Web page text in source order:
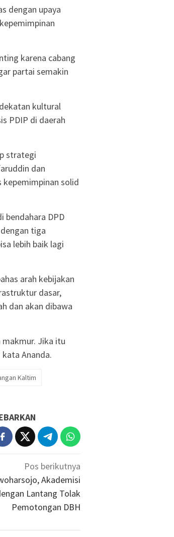
dengan upaya
karena cabang
partai semakin
kultural
PDIP di daerah
strategi
dan
kepemimpinan solid
bendahara DPD
tiga
lebih baik lagi
arah kebijakan
dasar,
dan akan dibawa
makmur. Jika itu
Ananda.
Kaltim
Pos berikutnya
Akademisi
Lantang Tolak
Pemotongan DBH